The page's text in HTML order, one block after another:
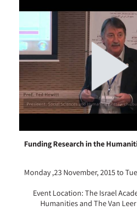
Funding Research in the
Monday ,23 November, 2015 to
Event Location: The Israel
Humanities and The Van